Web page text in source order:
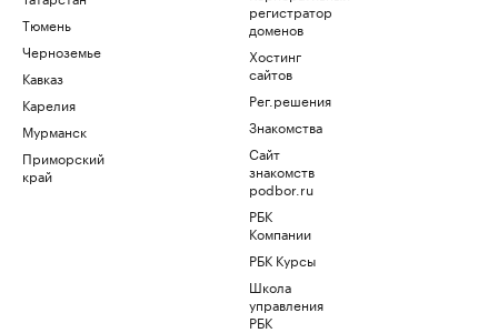
Тюмень
Черноземье
Кавказ
Карелия
Мурманск
Приморский
край
регистратор
доменов
Хостинг
сайтов
Рег.решения
Знакомства
Сайт
знакомств
podbor.ru
РБК
Компании
РБК Курсы
Школа
управления
РБК